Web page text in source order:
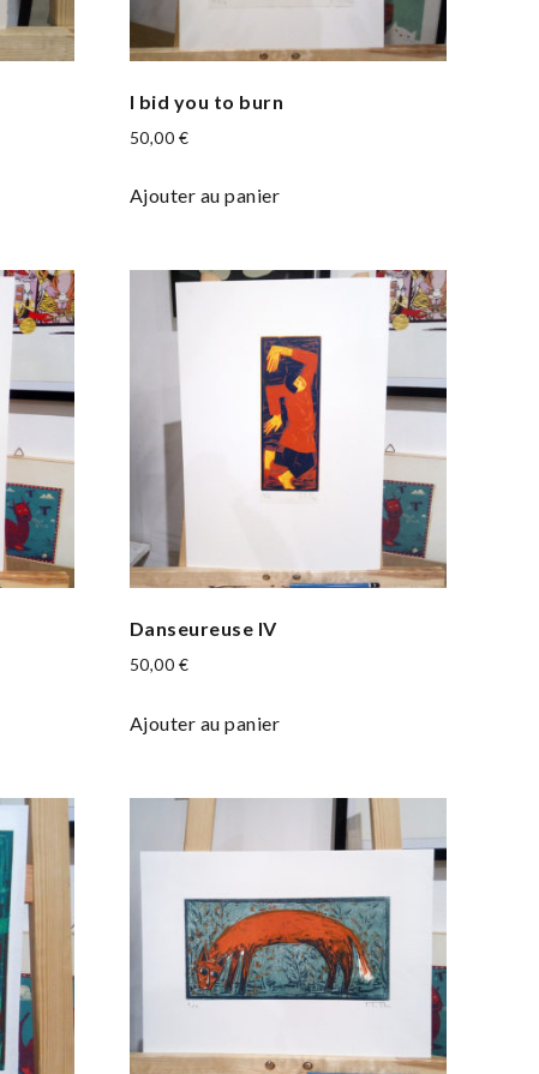
I bid you to burn
50,00 €
Ajouter au panier
Danseureuse IV
50,00 €
Ajouter au panier